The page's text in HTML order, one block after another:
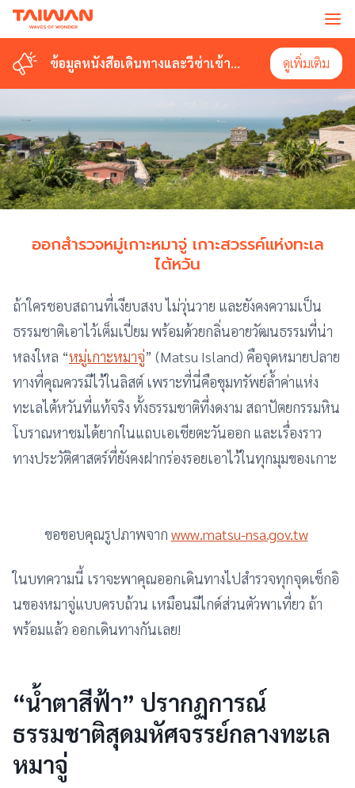
ข้อมูลหนังสือเดินทางและวีซ่าเข้า
ดูเพิ่มเติม
ออกสำรวจหมู่เกาะหมาจู่ เกาะสวรรค์แห่งทะเล
ไต้หวัน
ถ้าใครชอบสถานที่เงียบสงบ ไม่วุ่นวาย และยังคงความเป็น
ธรรมชาติเอาไว้เต็มเปี่ยม พร้อมด้วยกลิ่นอายวัฒนธรรมที่น่า
หลงใหล “หมู่เกาะหมาจู่” (Matsu Island) คือจุดหมายปลาย
ทางที่คุณควรมีไว้ในลิสต์ เพราะที่นี่คือขุมทรัพย์ล้ำค่าแห่ง
ทะเลไต้หวันที่แท้จริง ทั้งธรรมชาติที่งดงาม สถาปัตยกรรมหิน
โบราณหาชมได้ยากในแถบเอเชียตะวันออก และเรื่องราว
ทางประวัติศาสตร์ที่ยังคงฝากร่องรอยเอาไว้ในทุกมุมของเกาะ
ขอขอบคุณรูปภาพจาก www.matsu-nsa.gov.tw
ในบทความนี้ เราจะพาคุณออกเดินทางไปสำรวจทุกจุดเช็กอิ
นของหมาจู่แบบครบถ้วน เหมือนมีไกด์ส่วนตัวพาเที่ยว ถ้า
พร้อมแล้ว ออกเดินทางกันเลย!
“น้ำตาสีฟ้า” ปรากฏการณ์
ธรรมชาติสุดมหัศจรรย์กลางทะเล
หมาจู่